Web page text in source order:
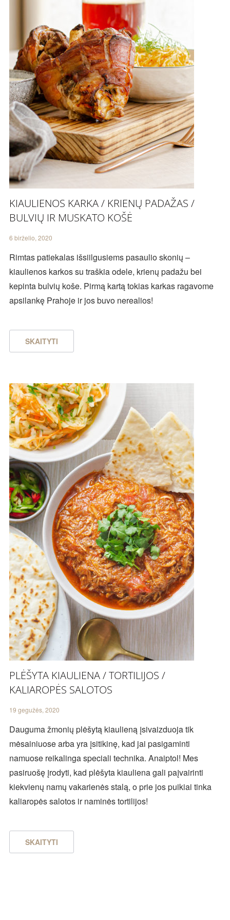
KIAULIENOS KARKA / KRIENŲ PADAŽAS /
BULVIŲ IR MUSKATO KOŠĖ
6 birželio, 2020
Rimtas patiekalas išsiilgusiems pasaulio skonių –
kiaulienos karkos su traškia odele, krienų padažu bei
kepinta bulvių koše. Pirmą kartą tokias karkas ragavome
apsilankę Prahoje ir jos buvo nerealios!
SKAITYTI
PLĖŠYTA KIAULIENA / TORTILIJOS /
KALIAROPĖS SALOTOS
19 gegužės, 2020
Dauguma žmonių plėšytą kiaulieną įsivaizduoja tik
mėsainiuose arba yra įsitikinę, kad jai pasigaminti
namuose reikalinga speciali technika. Anaiptol! Mes
pasiruošę įrodyti, kad plėšyta kiauliena gali paįvairinti
kiekvienų namų vakarienės stalą, o prie jos puikiai tinka
kaliaropės salotos ir naminės tortilijos!
SKAITYTI